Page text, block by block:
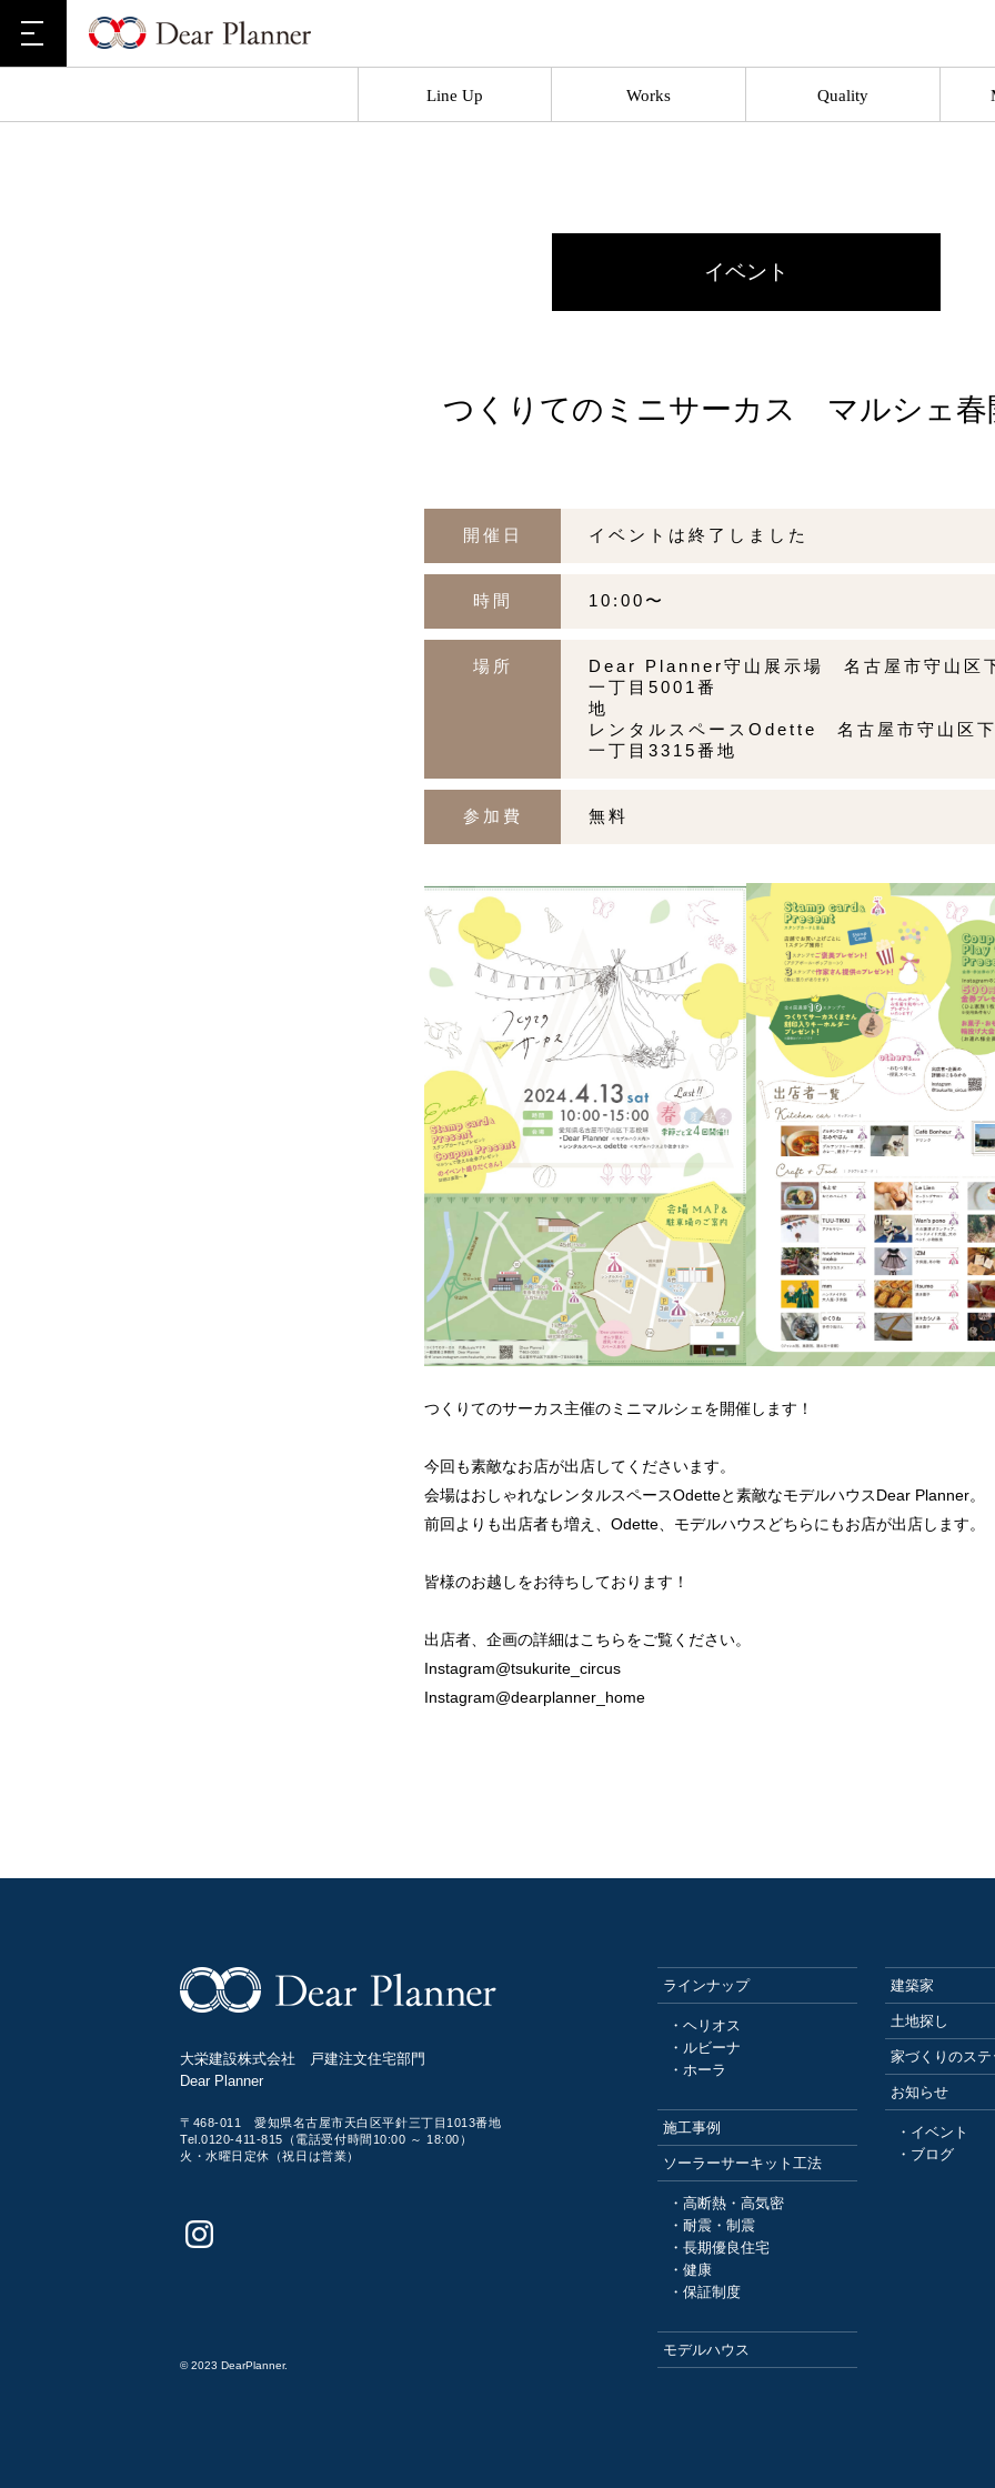
Line Up Works Quality
イベント
つくりてのミニサーカス マルシェ春
開催日 イベントは終了しました
時間 10:00〜
場所
Dear Planner守山展示場 名古屋市守山区
一丁目5001番
レンタルスペースOdette 名古屋市守山区
一丁目3315番地
参加費 無料
つくりてのサーカス主催のミニマルシェを開催します！
今回も素敵なお店が出店してくださいます。
会場はおしゃれなレンタルスペースOdetteと素敵なモデルハウスDear Planner。
前回よりも出店者も増え、Odette、モデルハウスどちらにもお店が出店します。
皆様のお越しをお待ちしております！
出店者、企画の詳細はこちらをご覧ください。
Instagram@tsukurite_circus
Instagram@dearplanner_home
大栄建設株式会社 戸建注文住宅部門
Dear Planner
〒468-011 愛知県名古屋市天白区平針三丁目1013番地
Tel.0120-411-815（電話受付時間10:00 ～ 18:00）
火・水曜日定休（祝日は営業）
© 2023 DearPlanner.
ラインナップ
・ヘリオス
・ルビーナ
・ホーラ
施工事例
ソーラーサーキット工法
・高断熱・高気密
・耐震・制震
・長期優良住宅
・健康
・保証制度
モデルハウス
建築家
土地探し
家づくりのステ
お知らせ
・イベント
・ブログ